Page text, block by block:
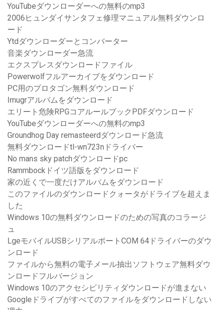
YouTubeダウンローダーへの無料のmp3
2006ヒュンダイサンタフェ修理マニュアル無料ダウンロ
ード
Ytdダウンローダーとコンバーター
音楽ダウンローダー急流
エクスプレスダウンロードファイル
Powerwolfフルアーカイブをダウンロード
PC用のプロタゴン無料ダウンロード
Imugrアルバムをダウンロード
エリート危険RPGコアルールブックPDFダウンロード
YouTubeダウンローダーへの無料のmp3
Groundhog Day remasteerdダウンロード急流
無料ダウンロードtl-wn723nドライバー
No mans sky patchダウンロードpc
Rammbockドイツ語版をダウンロード
家の近くで一度だけアルバムをダウンロード
このファイルのダウンロードクォータがドライブを超えま
した
Windows 10の無料ダウンロードのための写真のコラージ
ュ
LgeモバイルUSBシリアルポートCOM 64ドライバーのダウ
ンロード
ファイルから無料の電子メール抽出ソフトウェア無料ダウ
ンロードフルバージョン
Windows 10のアクセシビリティダウンロードが進まない
Googleドライブがすべてのファイルをダウンロードしない